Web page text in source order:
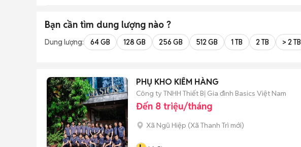
Bạn cần tìm dung lượng nào ?
Dung lượng: 64 GB 128 GB 256 GB 512 GB 1 TB 2 TB > 2 TB
PHỤ KHO KIỂM HÀNG
Công ty TNHH Thiết Bị Gia đình Basics Việt Nam
Đến 8 triệu/tháng
Xã Ngũ Hiệp (Xã Thanh Trì mới)